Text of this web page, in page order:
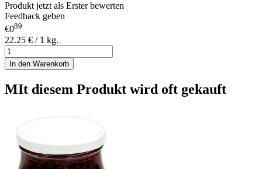
Produkt jetzt als Erster bewerten
Feedback geben
€089
22.25 € / 1 kg.
In den Warenkorb
MIt diesem Produkt wird oft gekauft